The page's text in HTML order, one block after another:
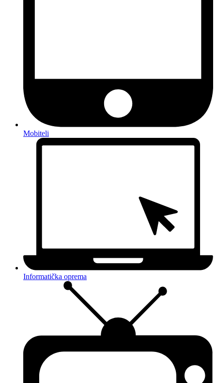
Mobiteli
Informatička oprema